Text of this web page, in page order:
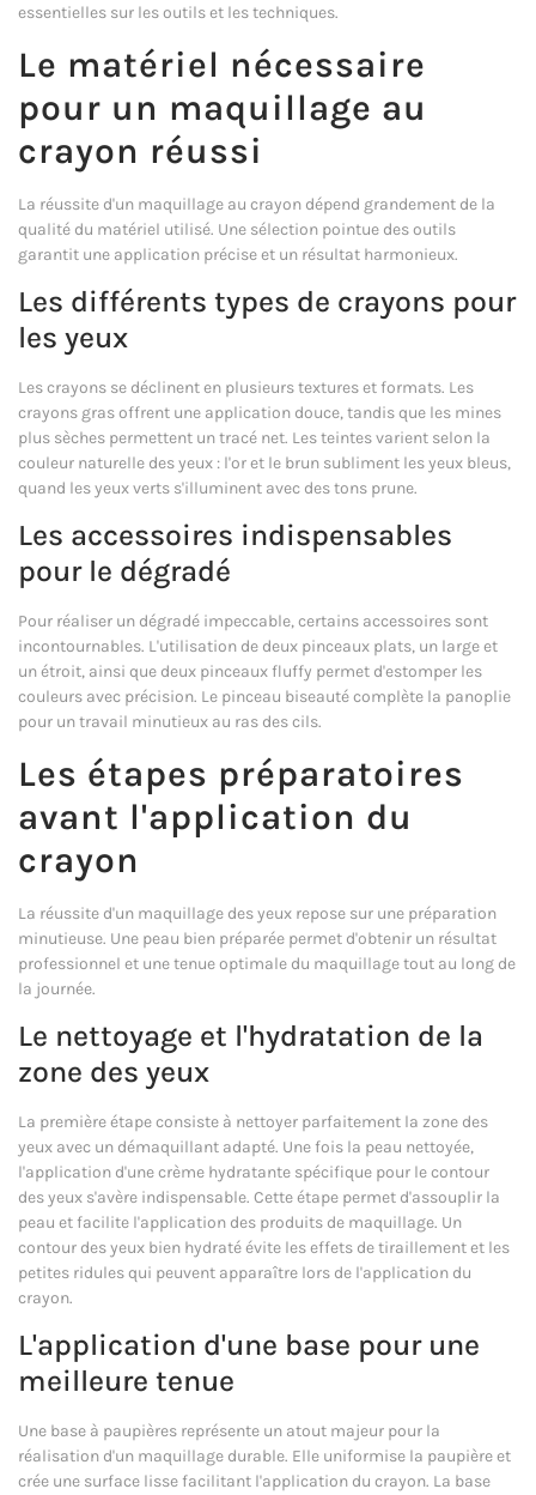
essentielles sur les outils et les techniques.
Le matériel nécessaire
pour un maquillage au
crayon réussi
La réussite d'un maquillage au crayon dépend grandement de la
qualité du matériel utilisé. Une sélection pointue des outils
garantit une application précise et un résultat harmonieux.
Les différents types de crayons pour
les yeux
Les crayons se déclinent en plusieurs textures et formats. Les
crayons gras offrent une application douce, tandis que les mines
plus sèches permettent un tracé net. Les teintes varient selon la
couleur naturelle des yeux : l'or et le brun subliment les yeux bleus,
quand les yeux verts s'illuminent avec des tons prune.
Les accessoires indispensables
pour le dégradé
Pour réaliser un dégradé impeccable, certains accessoires sont
incontournables. L'utilisation de deux pinceaux plats, un large et
un étroit, ainsi que deux pinceaux fluffy permet d'estomper les
couleurs avec précision. Le pinceau biseauté complète la panoplie
pour un travail minutieux au ras des cils.
Les étapes préparatoires
avant l'application du
crayon
La réussite d'un maquillage des yeux repose sur une préparation
minutieuse. Une peau bien préparée permet d'obtenir un résultat
professionnel et une tenue optimale du maquillage tout au long de
la journée.
Le nettoyage et l'hydratation de la
zone des yeux
La première étape consiste à nettoyer parfaitement la zone des
yeux avec un démaquillant adapté. Une fois la peau nettoyée,
l'application d'une crème hydratante spécifique pour le contour
des yeux s'avère indispensable. Cette étape permet d'assouplir la
peau et facilite l'application des produits de maquillage. Un
contour des yeux bien hydraté évite les effets de tiraillement et les
petites ridules qui peuvent apparaître lors de l'application du
crayon.
L'application d'une base pour une
meilleure tenue
Une base à paupières représente un atout majeur pour la
réalisation d'un maquillage durable. Elle uniformise la paupière et
crée une surface lisse facilitant l'application du crayon. La base